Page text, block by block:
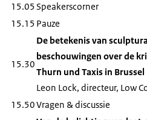
15.05Speakerscorner
15.15 Pauze
15.30
De betekenis van
beschouwingen over de
Thurn und Taxis in Brussel
Leon Lock, directeur, Low
15.50Vragen & discussie